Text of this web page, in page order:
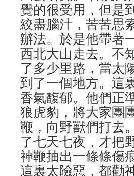
覺的很受用，但是
絞盡腦汁，苦苦思
辦法。於是他帶著
西北大山走去。不
了多少里路，當太
到了一個地方。這
香氣馥郁。他們正
狼虎豹，將大家團
鞭，向野獸們打去
了七天七夜，才把
神鞭抽出一條條傷
這裏太險惡，都勸